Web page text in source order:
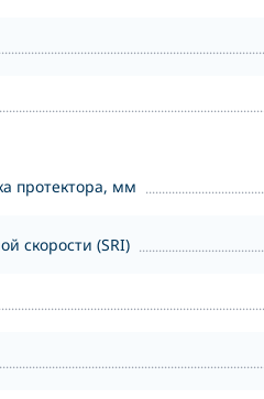
протектора, мм
скорости (SRI)